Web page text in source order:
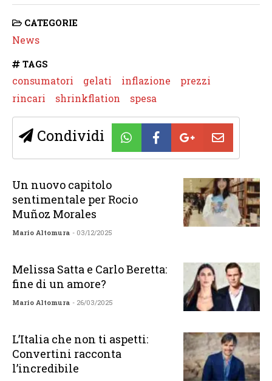
CATEGORIE
News
TAGS
consumatori gelati inflazione
prezzi
rincari
shrinkflation spesa
Condividi
Un nuovo capitolo
sentimentale per Rocio
Muñoz Morales
Mario Altomura - 03/12/2025
Melissa Satta e Carlo Beretta:
fine di un amore?
Mario Altomura - 26/03/2025
L’Italia che non ti aspetti:
Convertini racconta
l’incredibile